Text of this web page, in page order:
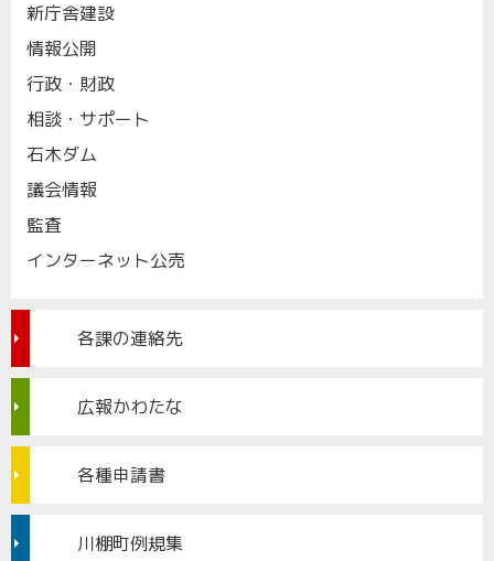
新庁舎建設
情報公開
行政・財政
相談・サポート
石木ダム
議会情報
監査
インターネット公売
各課の連絡先
広報かわたな
各種申請書
川棚町例規集